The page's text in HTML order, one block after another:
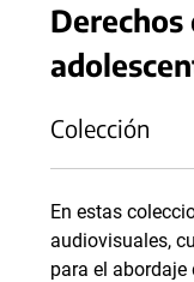
Derechos
Colección
En estas
audiovisuales,
para el abordaje